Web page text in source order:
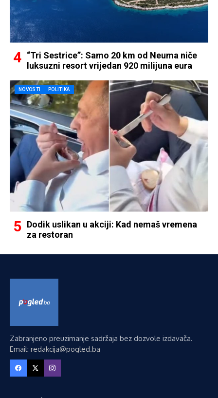
“Tri Sestrice”: Samo 20 km od Neuma niče
luksuzni resort vrijedan 920 milijuna eura
NOVOSTI POLITIKA
Dodik uslikan u akciji: Kad nemaš vremena
za restoran
Zabranjeno preuzimanje sadržaja bez dozvole izdavača.
Email: redakcija@pogled.ba